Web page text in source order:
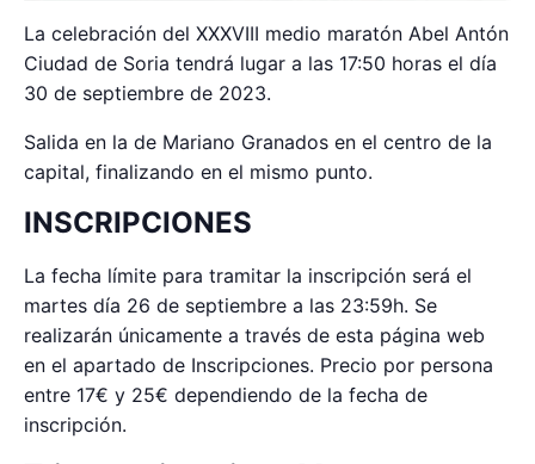
La celebración del XXXVIII medio maratón Abel Antón
Ciudad de Soria tendrá lugar a las 17:50 horas el día
30 de septiembre de 2023.
Salida en la de Mariano Granados en el centro de la
capital, finalizando en el mismo punto.
INSCRIPCIONES
La fecha límite para tramitar la inscripción será el
martes día 26 de septiembre a las 23:59h. Se
realizarán únicamente a través de esta página web
en el apartado de Inscripciones. Precio por persona
entre 17€ y 25€ dependiendo de la fecha de
inscripción.